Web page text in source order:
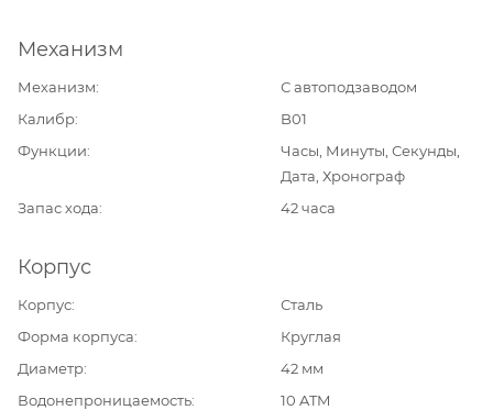
Механизм
Механизм
С автоподзаводом
Калибр
B01
Функции
Часы, Минуты, Секунды,
Дата, Хронограф
Запас хода
42 часа
Корпус
Корпус
Сталь
Форма корпуса
Круглая
Диаметр
42 мм
Водонепроницаемость
10 ATM